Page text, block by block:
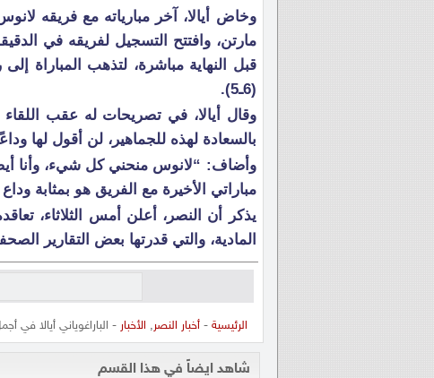
قبل النهاية مباشرة، لتذهب المباراة
(6ـ5).
وقال أيالا، في تصريحات له عقب
بالسعادة لهذه للجماهير، لن أقول لها
وأضاف: “لانوس منحني كل شيء، وأنا
مباراتي الأخيرة مع الفريق هو بمثابة
يذكر أن النصر، أعلن أمس الثلاثاء،
المادية، والتي قدرتها بعض التقارير
الرئيسية -أخبار النصر, الأخبار - الباراغوياني أيالا في
شاهد ايضاً في هذا القسم